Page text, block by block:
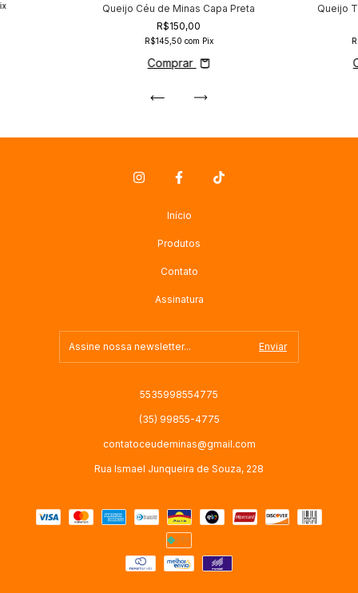
Queijo Céu de Minas Capa Preta
R$150,00
R$145,50 com Pix
Comprar
Queijo
Início
Produtos
Contato
Assinatura
5535998554775
(35) 99855-4775
contatoceudeminas@gmail.com
Rua Ismael Junqueira de Souza, 228